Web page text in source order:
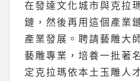
在發達文化城市與克拉
鏈，然後再用這個產業
產業發展。聘請藝雕大
藝雕專業，培養一批著
定克拉瑪依本土玉雕人